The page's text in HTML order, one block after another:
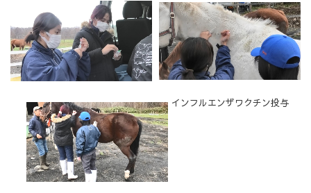
インフルエンザワクチン投与